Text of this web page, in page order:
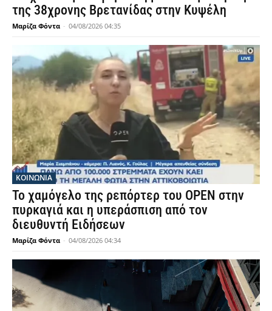
της 38χρονης Βρετανίδας στην Κυψέλη
Μαρίζα Φόντα - 04/08/2026 04:35
ΚΟΙΝΩΝΙΑ
Το χαμόγελο της ρεπόρτερ του OPEN στην
πυρκαγιά και η υπεράσπιση από τον
διευθυντή Ειδήσεων
Μαρίζα Φόντα - 04/08/2026 04:34